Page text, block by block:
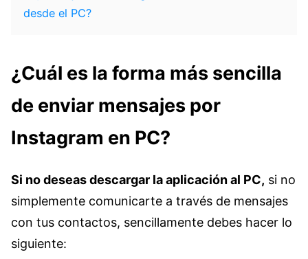
desde el PC?
¿Cuál es la forma más sencilla
de enviar mensajes por
Instagram en PC?
Si no deseas descargar la aplicación al PC, si no
simplemente comunicarte a través de mensajes
con tus contactos, sencillamente debes hacer lo
siguiente: